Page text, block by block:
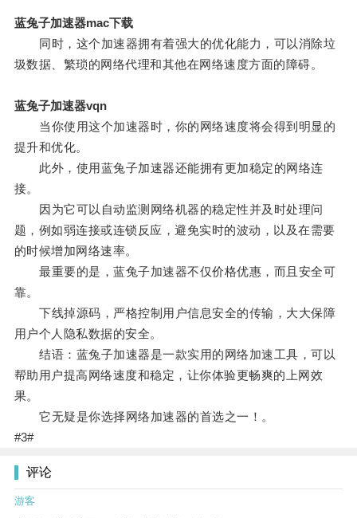
蓝兔子加速器mac下载
同时，这个加速器拥有着强大的优化能力，可以消除垃
圾数据、繁琐的网络代理和其他在网络速度方面的障碍。
蓝兔子加速器vqn
当你使用这个加速器时，你的网络速度将会得到明显的
提升和优化。
此外，使用蓝兔子加速器还能拥有更加稳定的网络连
接。
因为它可以自动监测网络机器的稳定性并及时处理问
题，例如弱连接或连锁反应，避免实时的波动，以及在需要
的时候增加网络速率。
最重要的是，蓝兔子加速器不仅价格优惠，而且安全可
靠。
下线掉源码，严格控制用户信息安全的传输，大大保障
用户个人隐私数据的安全。
结语：蓝兔子加速器是一款实用的网络加速工具，可以
帮助用户提高网络速度和稳定，让你体验更畅爽的上网效
果。
它无疑是你选择网络加速器的首选之一！。
#3#
评论
游客